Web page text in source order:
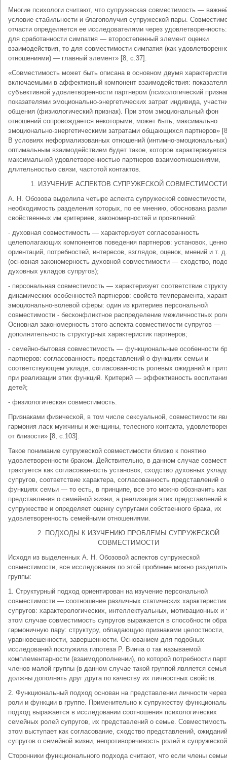
Многие психологи считают, что супружеская совместимость —
условие стабильности и благополучия супружеской пары.
отчасти определяется ее исследователями через
для сработанности симпатия — второстепенный элемент оценки
взаимодействия, то для совместимости симпатия (как
отношениями) — главный элемент» [8, с.37].
«Совместимость может быть описана в основном двумя
включаемыми в аффективный компонент взаимодействия:
субъективной удовлетворенности партнером (психологический
показателями эмоционально-энергетических затрат индивида,
общения (физиологический признак). При этом эмоциональный фон
отношений сопровождается некоторыми, может быть, максимально
эмоционально-энергетическими затратами общающихся партнеров»
В условиях неформализованных отношений (интимно-эмоциональных)
оптимальным взаимодействием будет такое, которое характеризуется
максимальной удовлетворенностью партнеров взаимоотношениями,
длительностью связи, частотой контактов.
1. ИЗУЧЕНИЕ АСПЕКТОВ СУПРУЖЕСКОЙ СОВМЕСТИМОСТИ
А. Н. Обозова выделила четыре аспекта супружеской совместимости,
необходимость разделения которых, по ее мнению, обоснована
свойственных им критериев, закономерностей и проявлений:
- духовная совместимость — характеризует согласованность
целеполагающих компонентов поведения партнеров: установок,
ориентаций, потребностей, интересов, взглядов, оценок, мнений и т. д.
(основная закономерность духовной совместимости — сходство,
духовных укладов супругов);
- персональная совместимость — характеризует соответствие
динамических особенностей партнеров: свойств темперамента,
эмоционально-волевой сферы: один из критериев персональной
совместимости - бесконфликтное распределение межличностных
Основная закономерность этого аспекта совместимости супругов —
дополнительность структурных характеристик партнеров;
- семейно-бытовая совместимость — функциональные особенности
партнеров: согласованность представлений о функциях семьи и
соответствующем укладе, согласованность ролевых ожиданий и
при реализации этих функций. Критерий — эффективность
детей;
- физиологическая совместимость.
Признаками физической, в том числе сексуальной, совместимости
гармония ласк мужчины и женщины, телесного контакта,
от близости» [8, с.103].
Такое понимание супружеской совместимости близко к понятию
удовлетворенности браком. Действительно, в данном случае
трактуется как согласованность установок, сходство духовных
супругов, соответствие характера, согласованность представлений о
функциях семьи — то есть, в принципе, все это можно обозначить как
представления о семейной жизни, а реализация этих представлений в
супружестве и определяет оценку супругами собственного брака, их
удовлетворенность семейными отношениями.
2. ПОДХОДЫ К ИЗУЧЕНИЮ ПРОБЛЕМЫ СУПРУЖЕСКОЙ
СОВМЕСТИМОСТИ
Исходя из выделенных А. Н. Обозовой аспектов супружеской
совместимости, все исследования по этой проблеме можно
группы:
1. Структурный подход ориентирован на изучение персональной
совместимости — соотношение различных статических характеристик
супругов: характерологических, интеллектуальных, мотивационных и
этом случае совместимость супругов выражается в способности
гармоничную пару: структуру, обладающую признаками целостности,
уравновешенности, завершенности. Основанием для подобных
исследований послужила гипотеза Р. Винча о так называемой
комплементарности (взаимодополнении), по которой потребности
членов малой группы (в данном случае такой группой является
должны дополнять друг друга по качеству их личностных свойств.
2. Функциональный подход основан на представлении личности
роли и функции в группе. Применительно к супружеству
подход выражается в исследовании соотношения психологических
семейных ролей супругов, их представлений о семье.
этом выступает как согласование, сходство представлений, ожиданий
супругов о семейной жизни, непротиворечивость ролей в
Сторонники функционального подхода считают, что если члены